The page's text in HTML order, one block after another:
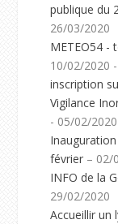
publique du
26/03/2020
METEO54 -
10/02/2020
inscription
Vigilance
- 05/02/2020
février – 02/
INFO de la
29/02/2020
Accueillir un